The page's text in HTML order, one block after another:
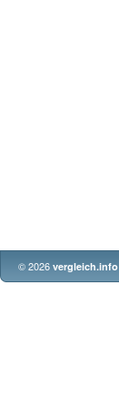
© 2026 vergleich.info